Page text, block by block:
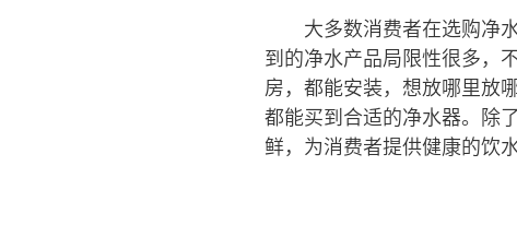
大多数消费者在选购净
到的净水产品局限性很多，
房，都能安装，想放哪里放
都能买到合适的净水器。除
鲜，为消费者提供健康的饮水